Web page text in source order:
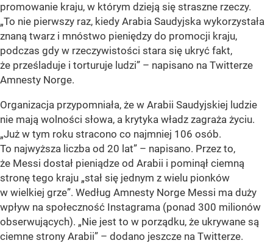
promowanie kraju, w którym dzieją się straszne rzeczy.
„To nie pierwszy raz, kiedy Arabia Saudyjska wykorzystała
znaną twarz i mnóstwo pieniędzy do promocji kraju,
podczas gdy w rzeczywistości stara się ukryć fakt,
że prześladuje i torturuje ludzi” – napisano na Twitterze
Amnesty Norge.
Organizacja przypomniała, że w Arabii Saudyjskiej ludzie
nie mają wolności słowa, a krytyka władz zagraża życiu.
„Już w tym roku stracono co najmniej 106 osób.
To najwyższa liczba od 20 lat” – napisano. Przez to,
że Messi dostał pieniądze od Arabii i pominął ciemną
stronę tego kraju „stał się jednym z wielu pionków
w wielkiej grze”. Według Amnesty Norge Messi ma duży
wpływ na społeczność Instagrama (ponad 300 milionów
obserwujących). „Nie jest to w porządku, że ukrywane są
ciemne strony Arabii” – dodano jeszcze na Twitterze.